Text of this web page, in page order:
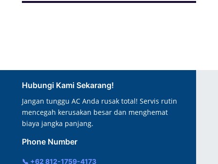
Hubungi Kami Sekarang!
Jangan tunggu AC Anda rusak total! Servis rutin
mencegah kerusakan besar dan menghemat
biaya jangka panjang.
Phone Number
📞 +62 812-1759-4173